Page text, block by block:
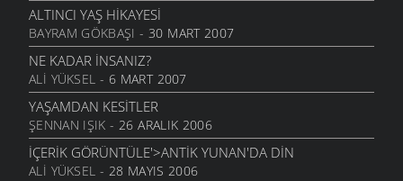
ALTINCI YAŞ HIKAYESI
BAYRAM GÖKBAŞI - 30 MART 2007
NE KADAR İNSANIZ?
ALI YÜKSEL - 6 MART 2007
YAŞAMDAN KESITLER
ŞENNAN IŞIK - 26 ARALIK 2006
İÇERIK GÖRÜNTÜLE'>ANTIK YUNAN'DA DIN
ALI YÜKSEL - 28 MAYIS 2006